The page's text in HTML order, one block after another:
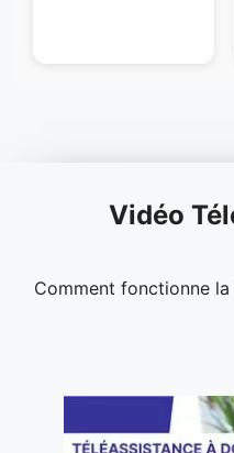
Vidéo
Comment fonctionne